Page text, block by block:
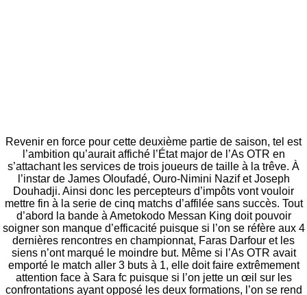
Revenir en force pour cette deuxième partie de saison, tel est
l’ambition qu’aurait affiché l’État major de l’As OTR en
s’attachant les services de trois joueurs de taille à la trêve. À
l’instar de James Oloufadé, Ouro-Nimini Nazif et Joseph
Douhadji. Ainsi donc les percepteurs d’impôts vont vouloir
mettre fin à la serie de cinq matchs d’affilée sans succès. Tout
d’abord la bande à Ametokodo Messan King doit pouvoir
soigner son manque d’efficacité puisque si l’on se réfère aux 4
dernières rencontres en championnat, Faras Darfour et les
siens n’ont marqué le moindre but. Même si l’As OTR avait
emporté le match aller 3 buts à 1, elle doit faire extrêmement
attention face à Sara fc puisque si l’on jette un œil sur les
confrontations ayant opposé les deux formations, l’on se rend